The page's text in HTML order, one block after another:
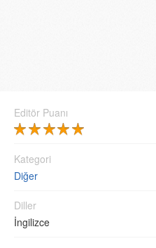
Editör Puanı
Kategori
Diğer
Diller
İngilizce